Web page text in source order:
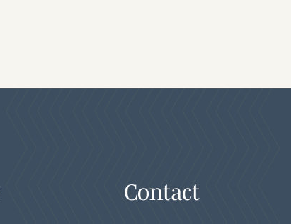
Contact